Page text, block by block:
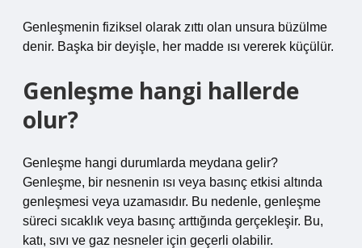
Genleşmenin fiziksel olarak zıttı olan unsura büzülme
denir. Başka bir deyişle, her madde ısı vererek küçülür.
Genleşme hangi hallerde
olur?
Genleşme hangi durumlarda meydana gelir?
Genleşme, bir nesnenin ısı veya basınç etkisi altında
genleşmesi veya uzamasıdır. Bu nedenle, genleşme
süreci sıcaklık veya basınç arttığında gerçekleşir. Bu,
katı, sıvı ve gaz nesneler için geçerli olabilir.